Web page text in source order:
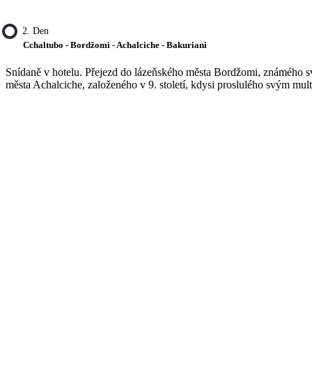
2. Den
Cchaltubo - Bordžomi - Achalciche - Bakuriani
Snídaně v hotelu. Přejezd do lázeňského města Bordžomi,
města Achalciche, založeného v 9. století, kdysi proslulého svým